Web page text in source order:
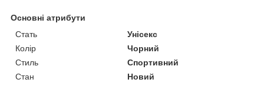
Основні атрибути
Стать
Унісекс
Колір
Чорний
Стиль
Спортивний
Стан
Новий